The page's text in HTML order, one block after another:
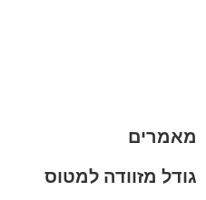
מאמרים
גודל מזוודה למטוס